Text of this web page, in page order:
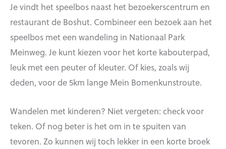
Je vindt het speelbos naast het bezoekerscentrum en
restaurant de Boshut. Combineer een bezoek aan het
speelbos met een wandeling in Nationaal Park
Meinweg. Je kunt kiezen voor het korte kabouterpad,
leuk met een peuter of kleuter. Of kies, zoals wij
deden, voor de 5km lange Mein Bomenkunstroute.
Wandelen met kinderen? Niet vergeten: check voor
teken. Of nog beter is het om in te spuiten van
tevoren. Zo kunnen wij toch lekker in een korte broek